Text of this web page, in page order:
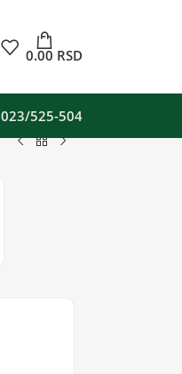
0.00 RSD
023/525-504